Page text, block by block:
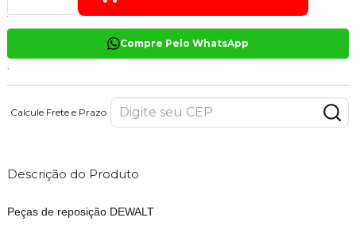
Compre Pelo WhatsApp
Calcule Frete e Prazo
Descrição do Produto
Peças de reposição DEWALT